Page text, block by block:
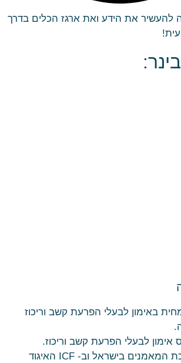
להעשיר את הידע ואת ארגז הכלים בדרך
באימון לבעלי הפרעת קשב וריכוז
אימון לבעלי הפרעת קשב וריכוז.
חברה בלשכת המאמנים בישראל וב- ICF האיגוד